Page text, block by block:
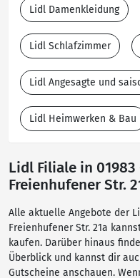
Lidl Damenkleidung
Lidl Schlafzimmer
Lidl Angesagte und
Lidl Heimwerken & Bau
Lidl Filiale in 01983
Freienhufener Str.
Alle aktuelle Angebote der
Freienhufener Str. 21a
kaufen. Darüber hinaus
Überblick und kannst dir
Gutscheine anschauen.